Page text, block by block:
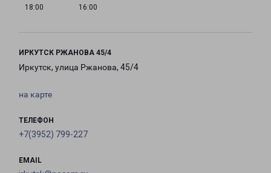
18:00
16:00
ИРКУТСК РЖАНОВА 45/4
Иркутск, улица Ржанова, 45/4
на карте
ТЕЛЕФОН
+7(3952) 799-227
EMAIL